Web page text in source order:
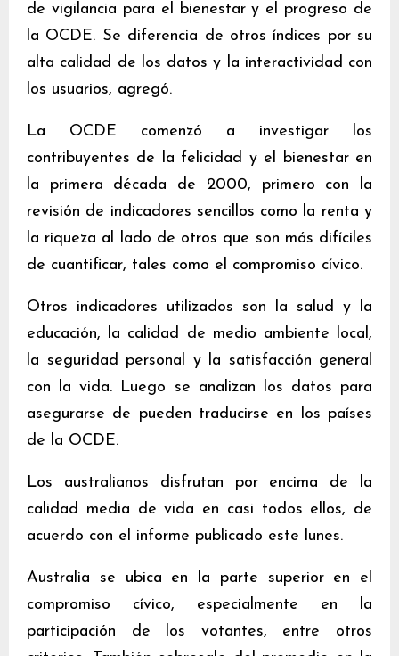
de vigilancia para el bienestar y el progreso de
la OCDE. Se diferencia de otros índices por su
alta calidad de los datos y la interactividad con
los usuarios, agregó.
La OCDE comenzó a investigar los
contribuyentes de la felicidad y el bienestar en
la primera década de 2000, primero con la
revisión de indicadores sencillos como la renta y
la riqueza al lado de otros que son más difíciles
de cuantificar, tales como el compromiso cívico.
Otros indicadores utilizados son la salud y la
educación, la calidad de medio ambiente local,
la seguridad personal y la satisfacción general
con la vida. Luego se analizan los datos para
asegurarse de pueden traducirse en los países
de la OCDE.
Los australianos disfrutan por encima de la
calidad media de vida en casi todos ellos, de
acuerdo con el informe publicado este lunes.
Australia se ubica en la parte superior en el
compromiso cívico, especialmente en la
participación de los votantes, entre otros